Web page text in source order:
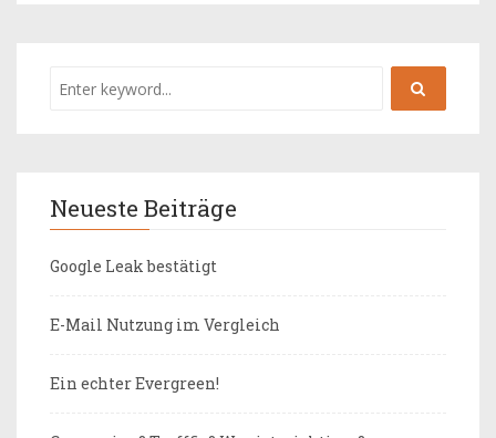
Neueste Beiträge
Google Leak bestätigt
E-Mail Nutzung im Vergleich
Ein echter Evergreen!